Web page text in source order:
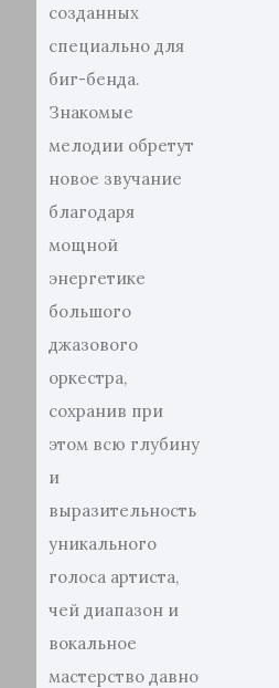
созданных
специально для
биг-бенда.
Знакомые
мелодии обретут
новое звучание
благодаря
мощной
энергетике
большого
джазового
оркестра,
сохранив при
этом всю глубину
и
выразительность
уникального
голоса артиста,
чей диапазон и
вокальное
мастерство давно